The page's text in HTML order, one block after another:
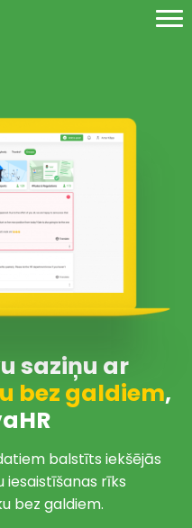
saziņu ar
bez galdiem,
balstīts iekšējās
iesaistīšanas rīks
bez galdiem.